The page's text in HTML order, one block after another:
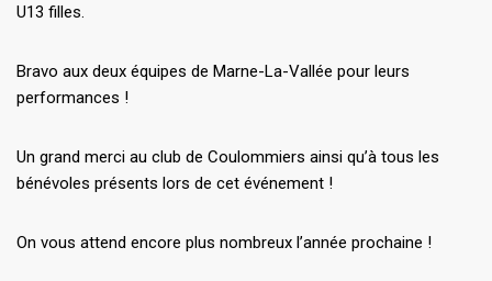
U13 filles.
Bravo aux deux équipes de Marne-La-Vallée pour leurs
performances !
Un grand merci au club de Coulommiers ainsi qu’à tous les
bénévoles présents lors de cet événement !
On vous attend encore plus nombreux l’année prochaine !